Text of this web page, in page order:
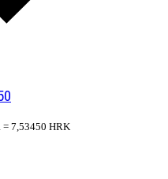
= 7,53450 HRK